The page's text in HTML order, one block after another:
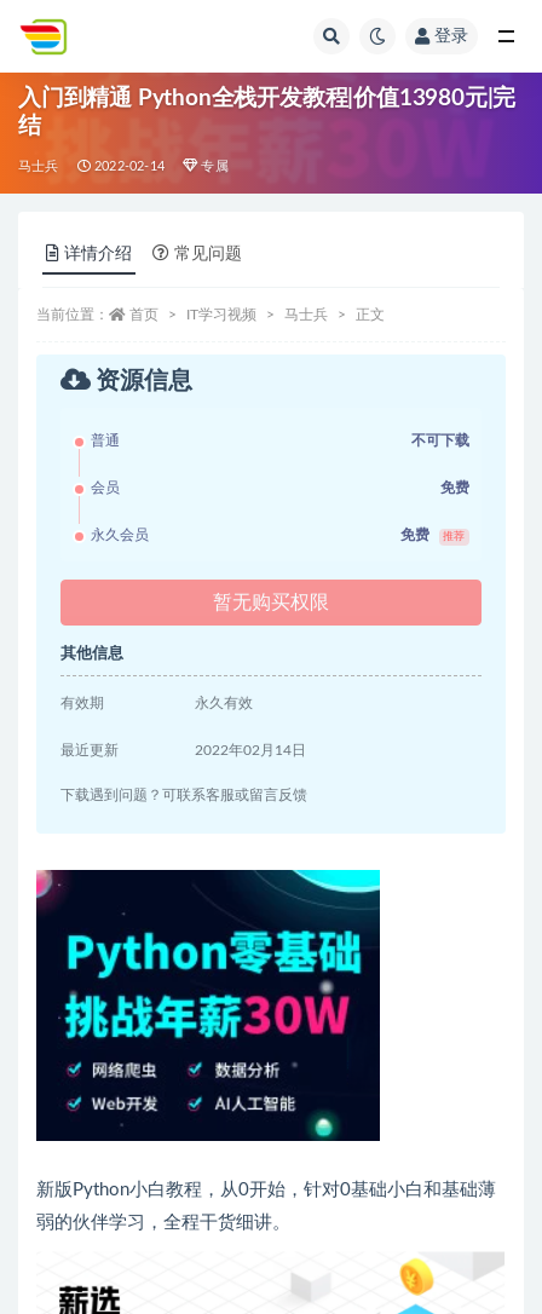
登录
入门到精通 Python全栈开发教程|价值13980元|完
结
马士兵 2022-02-14 专属
详情介绍 常见问题
当前位置： 首页 IT学习视频 马士兵 正文
资源信息
普通 不可下载
会员 免费
永久会员 免费 推荐
暂无购买权限
其他信息
有效期 永久有效
最近更新 2022年02月14日
下载遇到问题？可联系客服或留言反馈
新版Python小白教程，从0开始，针对0基础小白和基础薄
弱的伙伴学习，全程干货细讲。